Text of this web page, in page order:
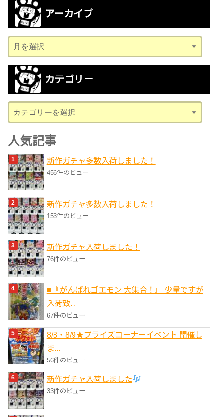
アーカイブ
ー
カ
ブ
カテゴリー
テ
ゴ
リ
ー
人気記事
新作ガチャ多数入荷しました！
456件のビュー
新作ガチャ多数入荷しました！
153件のビュー
新作ガチャ入荷しました！
76件のビュー
■『がんばれゴエモン 大集合！』 少量ですが
入荷致...
67件のビュー
8/8・8/9★プライズコーナーイベント 開催し
ま...
56件のビュー
新作ガチャ入荷しました
33件のビュー